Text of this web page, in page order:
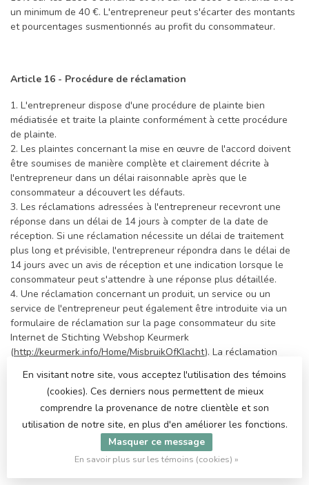
un minimum de 40 €. L'entrepreneur peut s'écarter des montants
et pourcentages susmentionnés au profit du consommateur.
Article 16 - Procédure de réclamation
1. L'entrepreneur dispose d'une procédure de plainte bien
médiatisée et traite la plainte conformément à cette procédure
de plainte.
2. Les plaintes concernant la mise en œuvre de l'accord doivent
être soumises de manière complète et clairement décrite à
l'entrepreneur dans un délai raisonnable après que le
consommateur a découvert les défauts.
3. Les réclamations adressées à l'entrepreneur recevront une
réponse dans un délai de 14 jours à compter de la date de
réception. Si une réclamation nécessite un délai de traitement
plus long et prévisible, l'entrepreneur répondra dans le délai de
14 jours avec un avis de réception et une indication lorsque le
consommateur peut s'attendre à une réponse plus détaillée.
4. Une réclamation concernant un produit, un service ou un
service de l'entrepreneur peut également être introduite via un
formulaire de réclamation sur la page consommateur du site
Internet de Stichting Webshop Keurmerk
(http://keurmerk.info/Home/MisbruikOfKlacht). La réclamation
Stichting Webshop Keurmerk.
5. Si la plainte ne peut pas être résolue d'un commun accord
dans un délai raisonnable ou dans les 3 mois suivant le dépôt de
la plainte, un différend surgira qui sera soumis à la procédure de
règlement des différends.
En visitant notre site, vous acceptez l'utilisation des témoins
(cookies). Ces derniers nous permettent de mieux
comprendre la provenance de notre clientèle et son
utilisation de notre site, en plus d'en améliorer les fonctions.
Masquer ce message
En savoir plus sur les témoins (cookies) »